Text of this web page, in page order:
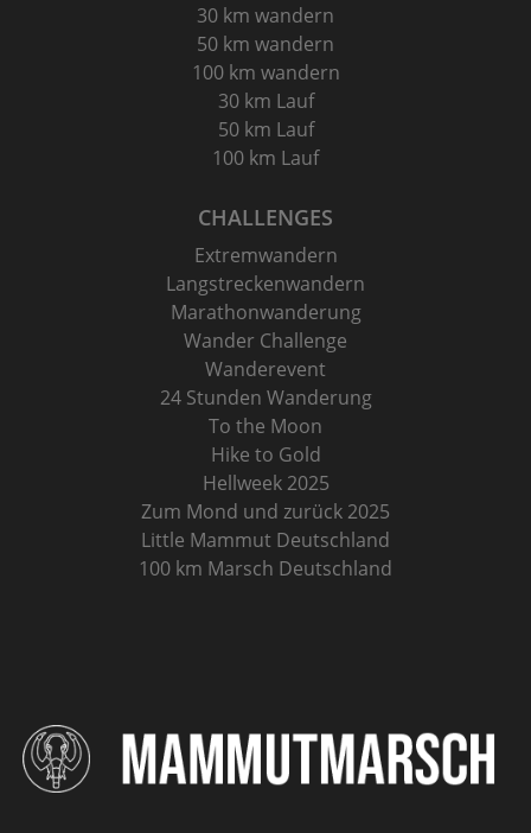
30 km wandern
50 km wandern
100 km wandern
30 km Lauf
50 km Lauf
100 km Lauf
CHALLENGES
Extremwandern
Langstreckenwandern
Marathonwanderung
Wander Challenge
Wanderevent
24 Stunden Wanderung
To the Moon
Hike to Gold
Hellweek 2025
Zum Mond und zurück 2025
Little Mammut Deutschland
100 km Marsch Deutschland